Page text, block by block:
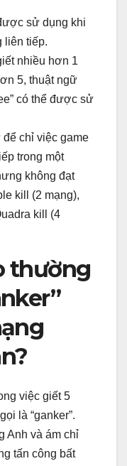
sử dụng khi
liên tiếp.
nhiều hơn 1
5, thuật ngữ
có thể được sử
chỉ việc game
trong một
không đạt
kill (2 mạng),
kill (4
thường
việc giết 5
là “ganker”.
Anh và ám chỉ
tấn công bất